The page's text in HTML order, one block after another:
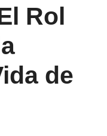
Rol
de